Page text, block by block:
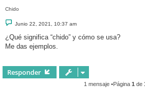
Chido
M
e
n
s
a
Junio 22, 2021, 10:37 am
¿Qué significa “chido” y cómo se usa?
Me das ejemplos.
Responder
1 mensaje •Página 1 de